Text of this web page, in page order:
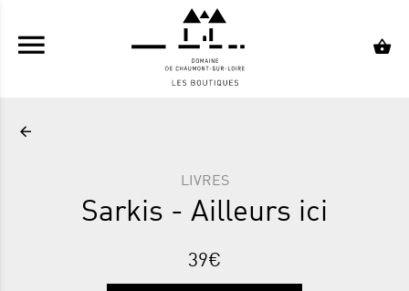
ALLER AU CONTENU PRINCIPAL
LIVRES
Sarkis - Ailleurs ici
39€